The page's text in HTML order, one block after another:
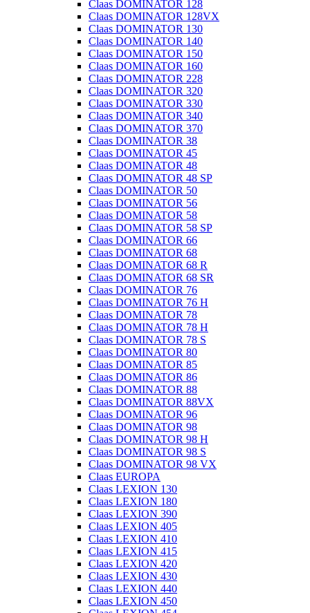
Claas DOMINATOR 128
Claas DOMINATOR 128VX
Claas DOMINATOR 130
Claas DOMINATOR 140
Claas DOMINATOR 150
Claas DOMINATOR 160
Claas DOMINATOR 228
Claas DOMINATOR 320
Claas DOMINATOR 330
Claas DOMINATOR 340
Claas DOMINATOR 370
Claas DOMINATOR 38
Claas DOMINATOR 45
Claas DOMINATOR 48
Claas DOMINATOR 48 SP
Claas DOMINATOR 50
Claas DOMINATOR 56
Claas DOMINATOR 58
Claas DOMINATOR 58 SP
Claas DOMINATOR 66
Claas DOMINATOR 68
Claas DOMINATOR 68 R
Claas DOMINATOR 68 SR
Claas DOMINATOR 76
Claas DOMINATOR 76 H
Claas DOMINATOR 78
Claas DOMINATOR 78 H
Claas DOMINATOR 78 S
Claas DOMINATOR 80
Claas DOMINATOR 85
Claas DOMINATOR 86
Claas DOMINATOR 88
Claas DOMINATOR 88VX
Claas DOMINATOR 96
Claas DOMINATOR 98
Claas DOMINATOR 98 H
Claas DOMINATOR 98 S
Claas DOMINATOR 98 VX
Claas EUROPA
Claas LEXION 130
Claas LEXION 180
Claas LEXION 390
Claas LEXION 405
Claas LEXION 410
Claas LEXION 415
Claas LEXION 420
Claas LEXION 430
Claas LEXION 440
Claas LEXION 450